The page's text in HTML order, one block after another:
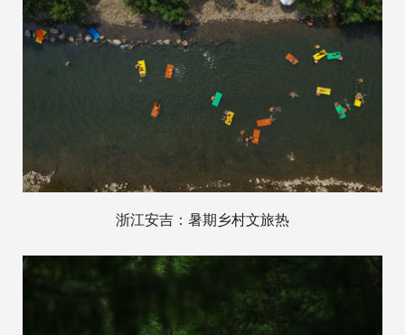
浙江安吉：暑期乡村文旅热